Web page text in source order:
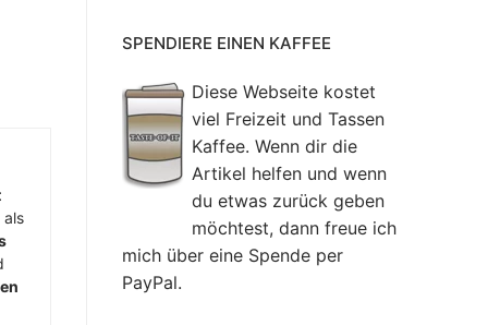
SPENDIERE EINEN KAFFEE
Diese Webseite kostet
viel Freizeit und Tassen
Kaffee. Wenn dir die
Artikel helfen und wenn
du etwas zurück geben
möchtest, dann freue ich
mich über eine Spende per
PayPal.